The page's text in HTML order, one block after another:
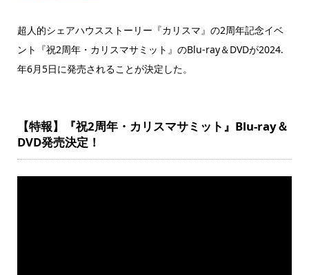
超人的シェアハウスストーリー『カリスマ』の2周年記念イベ
ント『祝2周年・カリスマサミット』のBlu-ray＆DVDが2024.
年6月5日に発売されることが決定した。
【特報】『祝2周年・カリスマサミット』Blu-ray＆
DVD発売決定！